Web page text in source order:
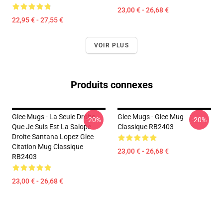
22,95 € - 27,55 €
23,00 € - 26,68 €
VOIR PLUS
Produits connexes
Glee Mugs - La Seule Droite
Que Je Suis Est La Salope
Droite Santana Lopez Glee
Citation Mug Classique
RB2403
23,00 € - 26,68 €
-20%
Glee Mugs - Glee Mug
Classique RB2403
23,00 € - 26,68 €
-20%